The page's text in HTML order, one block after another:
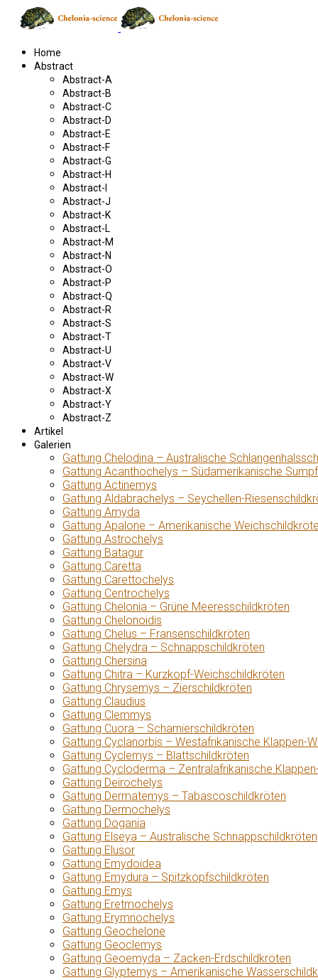
Home
Abstract
Abstract-A
Abstract-B
Abstract-C
Abstract-D
Abstract-E
Abstract-F
Abstract-G
Abstract-H
Abstract-I
Abstract-J
Abstract-K
Abstract-L
Abstract-M
Abstract-N
Abstract-O
Abstract-P
Abstract-Q
Abstract-R
Abstract-S
Abstract-T
Abstract-U
Abstract-V
Abstract-W
Abstract-X
Abstract-Y
Abstract-Z
Artikel
Galerien
Gattung Chelodina – Australische
Gattung Acanthochelys – Südamerikanische
Gattung Actinemys
Gattung Aldabrachelys – Seychellen-
Gattung Amyda
Gattung Apalone – Amerikanische
Gattung Astrochelys
Gattung Batagur
Gattung Caretta
Gattung Carettochelys
Gattung Centrochelys
Gattung Chelonia – Grüne Meeresschildkröten
Gattung Chelonoidis
Gattung Chelus – Fransenschildkröten
Gattung Chelydra – Schnappschildkröten
Gattung Chersina
Gattung Chitra – Kurzkopf-Weichschildkröten
Gattung Chrysemys – Zierschildkröten
Gattung Claudius
Gattung Clemmys
Gattung Cuora – Scharnierschildkröten
Gattung Cyclanorbis – Westafrikanische Klappen-
Gattung Cyclemys – Blattschildkröten
Gattung Cycloderma – Zentralafrikanische
Gattung Deirochelys
Gattung Dermatemys – Tabascoschildkröten
Gattung Dermochelys
Gattung Dogania
Gattung Elseya – Australische Schnappschildkröten
Gattung Elusor
Gattung Emydoidea
Gattung Emydura – Spitzkopfschildkröten
Gattung Emys
Gattung Eretmochelys
Gattung Erymnochelys
Gattung Geochelone
Gattung Geoclemys
Gattung Geoemyda – Zacken-Erdschildkröten
Gattung Glyptemys – Amerikanische